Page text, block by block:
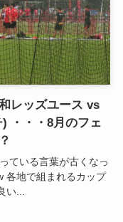
レッズユース vs
・・・8月のフェ
ている言葉が古くなっ
各地で組まれるカップ
い...